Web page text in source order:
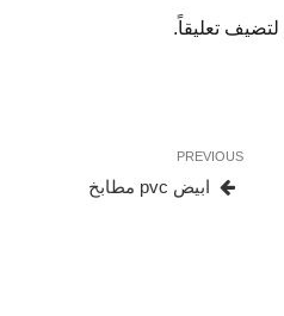
لتضيف تعليقاً.
Previous
Post
PREVIOUS
ابيض pvc مطابخ